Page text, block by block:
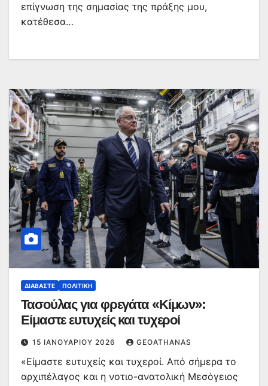
επίγνωση της σημασίας της πράξης μου,
κατέθεσα…
ΔΙΑΒΆΣΤΕ ΠΟΛΙΤΙΚΉ
Τασούλας για φρεγάτα «Κίμων»:
Είμαστε ευτυχείς και τυχεροί
15 ΙΑΝΟΥΑΡΊΟΥ 2026 GEOATHANAS
«Είμαστε ευτυχείς και τυχεροί. Από σήμερα το
αρχιπέλαγος και η νοτιο-ανατολική Μεσόγειος